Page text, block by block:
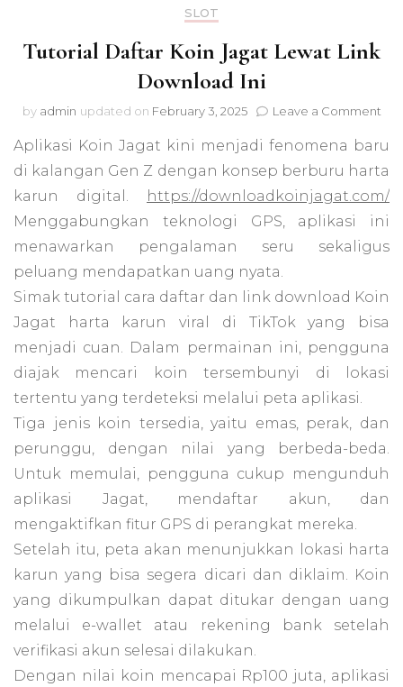
SLOT
Tutorial Daftar Koin Jagat Lewat Link
Download Ini
by admin updated on February 3, 2025 Leave a Commenton
Link
Ini
Aplikasi Koin Jagat kini menjadi fenomena baru
di kalangan Gen Z dengan konsep berburu harta
karun digital.
https://downloadkoinjagat.com/
Menggabungkan teknologi GPS, aplikasi ini
menawarkan pengalaman seru sekaligus
peluang mendapatkan uang nyata.
Simak tutorial cara daftar dan link download Koin
Jagat harta karun viral di TikTok yang bisa
menjadi cuan. Dalam permainan ini, pengguna
diajak mencari koin tersembunyi di lokasi
tertentu yang terdeteksi melalui peta aplikasi.
Tiga jenis koin tersedia, yaitu emas, perak, dan
perunggu, dengan nilai yang berbeda-beda.
Untuk memulai, pengguna cukup mengunduh
aplikasi Jagat, mendaftar akun, dan
mengaktifkan fitur GPS di perangkat mereka.
Setelah itu, peta akan menunjukkan lokasi harta
karun yang bisa segera dicari dan diklaim. Koin
yang dikumpulkan dapat ditukar dengan uang
melalui e-wallet atau rekening bank setelah
verifikasi akun selesai dilakukan.
Dengan nilai koin mencapai Rp100 juta, aplikasi